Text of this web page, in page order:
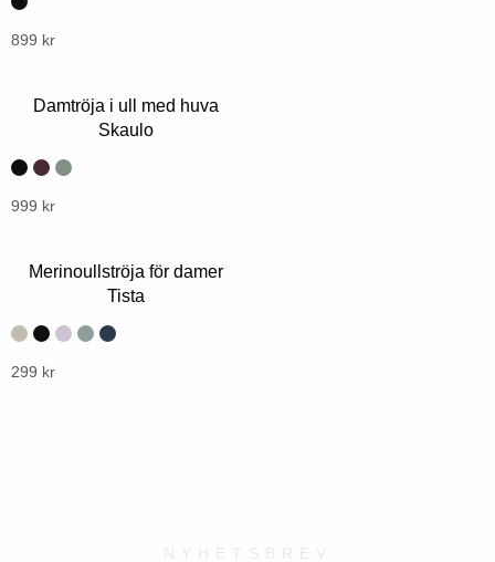
Alternativen
kan
produktsidan
Denna
har
Alternativen
kan
produktsidan
899 kr
Damtröja i ull med huva
Skaulo
Denna
har
Alternativen
kan
999 kr
Merinoullströja för damer
Tista
Denna
299 kr